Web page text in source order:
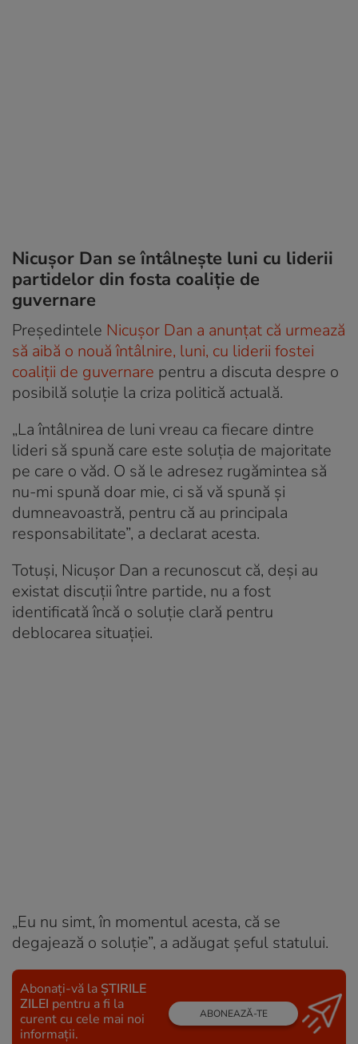
Nicușor Dan se întâlnește luni cu liderii
partidelor din fosta coaliție de
guvernare
Președintele Nicușor Dan a anunțat că urmează
să aibă o nouă întâlnire, luni, cu liderii fostei
coaliții de guvernare pentru a discuta despre o
posibilă soluție la criza politică actuală.
„La întâlnirea de luni vreau ca fiecare dintre
lideri să spună care este soluția de majoritate
pe care o văd. O să le adresez rugămintea să
nu-mi spună doar mie, ci să vă spună și
dumneavoastră, pentru că au principala
responsabilitate”, a declarat acesta.
Totuși, Nicușor Dan a recunoscut că, deși au
existat discuții între partide, nu a fost
identificată încă o soluție clară pentru
deblocarea situației.
„Eu nu simt, în momentul acesta, că se
degajează o soluție”, a adăugat șeful statului.
Abonați-vă la ȘTIRILE
ZILEI pentru a fi la
curent cu cele mai noi
informații.
ABONEAZĂ-TE